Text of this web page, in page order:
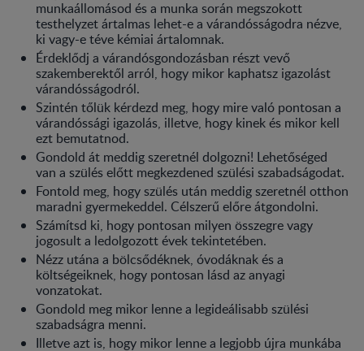
munkaállomásod és a munka során megszokott
testhelyzet ártalmas lehet-e a várandósságodra nézve,
ki vagy-e téve kémiai ártalomnak.
Érdeklődj a várandósgondozásban részt vevő
szakemberektől arról, hogy mikor kaphatsz igazolást
várandósságodról.
Szintén tőlük kérdezd meg, hogy mire való pontosan a
várandóssági igazolás, illetve, hogy kinek és mikor kell
ezt bemutatnod.
Gondold át meddig szeretnél dolgozni! Lehetőséged
van a szülés előtt megkezdened szülési szabadságodat.
Fontold meg, hogy szülés után meddig szeretnél otthon
maradni gyermekeddel. Célszerű előre átgondolni.
Számítsd ki, hogy pontosan milyen összegre vagy
jogosult a ledolgozott évek tekintetében.
Nézz utána a bölcsődéknek, óvodáknak és a
költségeiknek, hogy pontosan lásd az anyagi
vonzatokat.
Gondold meg mikor lenne a legideálisabb szülési
szabadságra menni.
Illetve azt is, hogy mikor lenne a legjobb újra munkába